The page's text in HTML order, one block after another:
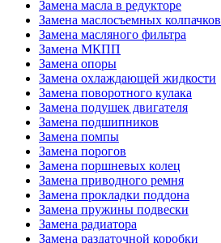
Замена масла в редукторе
Замена маслосъемных колпачков
Замена масляного фильтра
Замена МКПП
Замена опоры
Замена охлаждающей жидкости
Замена поворотного кулака
Замена подушек двигателя
Замена подшипников
Замена помпы
Замена порогов
Замена поршневых колец
Замена приводного ремня
Замена прокладки поддона
Замена пружины подвески
Замена радиатора
Замена раздаточной коробки